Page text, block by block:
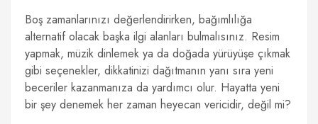
Boş zamanlarınızı değerlendirirken, bağımlılığa
alternatif olacak başka ilgi alanları bulmalısınız. Resim
yapmak, müzik dinlemek ya da doğada yürüyüşe çıkmak
gibi seçenekler, dikkatinizi dağıtmanın yanı sıra yeni
beceriler kazanmanıza da yardımcı olur. Hayatta yeni
bir şey denemek her zaman heyecan vericidir, değil mi?